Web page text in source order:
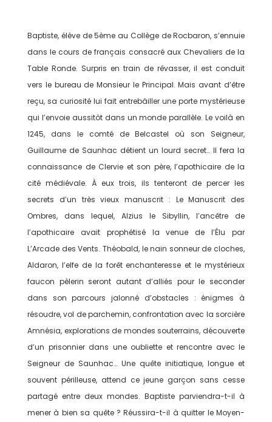
Baptiste, élève de 5ème au Collège de Rocbaron, s’ennuie
dans le cours de français consacré aux Chevaliers de la
Table Ronde. Surpris en train de rêvasser, il est conduit
vers le bureau de Monsieur le Principal. Mais avant d’être
reçu, sa curiosité lui fait entrebâiller une porte mystérieuse
qui l’envoie aussitôt dans un monde parallèle. Le voilà en
1245, dans le comté de Belcastel où son Seigneur,
Guillaume de Saunhac détient un lourd secret… Il fera la
connaissance de Clervie et son père, l’apothicaire de la
cité médiévale. À eux trois, ils tenteront de percer les
secrets d’un très vieux manuscrit : Le Manuscrit des
Ombres, dans lequel, Alzius le Sibyllin, l’ancêtre de
l’apothicaire avait prophétisé la venue de l’Élu par
L’Arcade des Vents. Théobald, le nain sonneur de cloches,
Aldaron, l’elfe de la forêt enchanteresse et le mystérieux
faucon pèlerin seront autant d’alliés pour le seconder
dans son parcours jalonné d’obstacles : énigmes à
résoudre, vol de parchemin, confrontation avec la sorcière
Amnésia, explorations de mondes souterrains, découverte
d’un prisonnier dans une oubliette et rencontre avec le
Seigneur de Saunhac… Une quête initiatique, longue et
souvent périlleuse, attend ce jeune garçon sans cesse
partagé entre deux mondes. Baptiste parviendra-t-il à
mener à bien sa quête ? Réussira-t-il à quitter le Moyen-